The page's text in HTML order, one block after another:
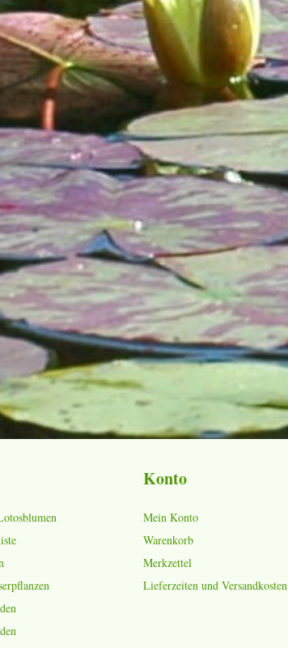
Konto
Mein Konto
Warenkorb
Merkzettel
Lieferzeiten und Versandkosten